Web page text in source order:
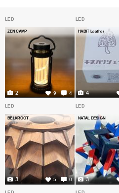
LED
ZEN CAMP
9 4
2
LED
HABIT Leather
4
LED
BELKROOT
5 0
3
LED
NATAL DESIGN
3